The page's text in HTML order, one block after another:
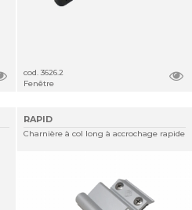
cod. 3626.2
Fenêtre
RAPID
Charnière à col long à accrochage rapide